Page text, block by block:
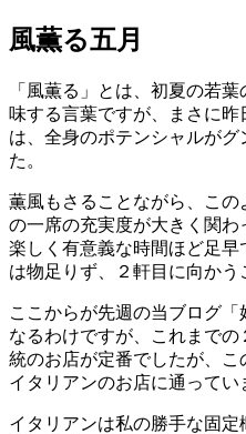
風薫る五月
「風薫る」とは、初夏の若
味する言葉ですが、まさに
は、全身のポテンシャルが
た。
薫風もさることながら、こ
の一席の充実度が大きく関わ
楽しく有意義な時間ほど足
は物足りず、２軒目に向かう
ここからが先週の当ブログ
なるわけですが、これまで
統のお店が定番でしたが、こ
イタリアンのお店に通ってい
イタリアンは私の勝手な固